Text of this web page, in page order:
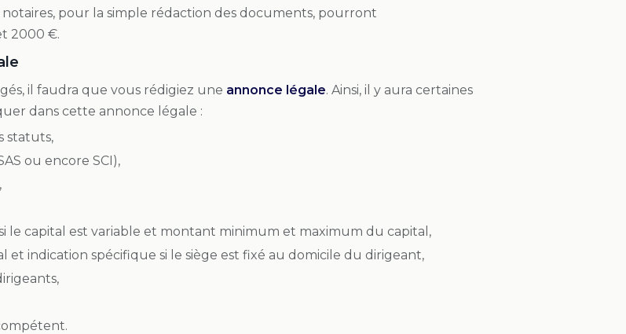
pour la simple rédaction des documents, pourront
2000 €.
il faudra que vous rédigiez une annonce légale. Ainsi, il y aura certaines
dans cette annonce légale :
statuts,
ou encore SCI),
le capital est variable et montant minimum et maximum du capital,
et indication spécifique si le siège est fixé au domicile du dirigeant,